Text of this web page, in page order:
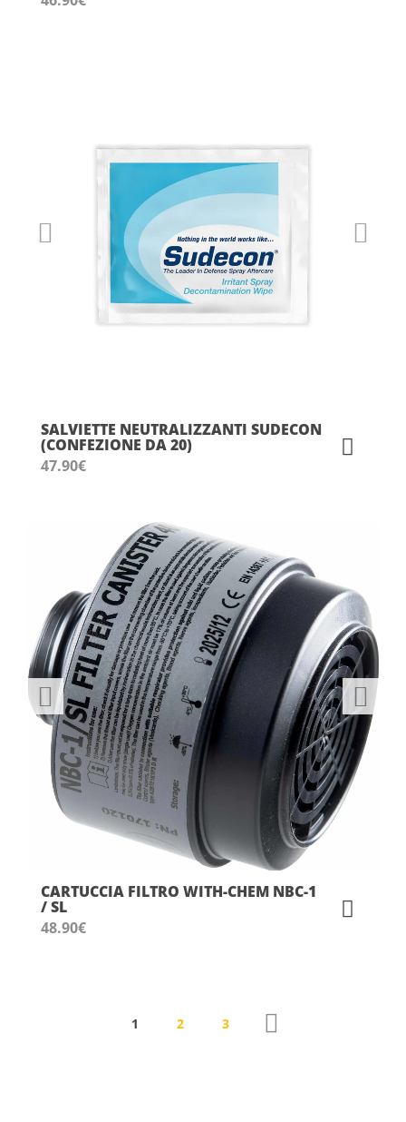
SALVIETTE NEUTRALIZZANTI SUDECON
(CONFEZIONE DA 20)
47.90€
CARTUCCIA FILTRO WITH-CHEM NBC-1
/ SL
48.90€
1 2 3